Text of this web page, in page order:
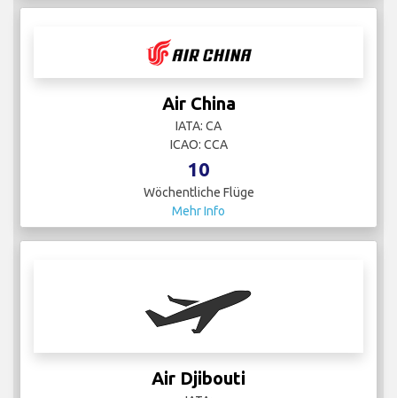
Air China
IATA: CA
ICAO: CCA
10
Wöchentliche Flüge
Mehr Info
Air Djibouti